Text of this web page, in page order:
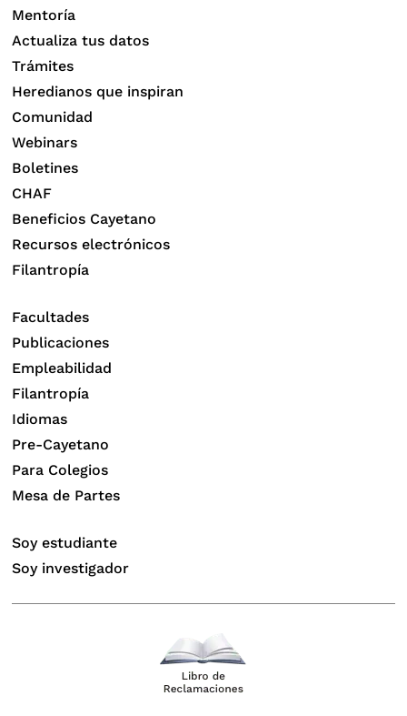
Mentoría
Actualiza tus datos
Trámites
Heredianos que inspiran
Comunidad
Webinars
Boletines
CHAF
Beneficios Cayetano
Recursos electrónicos
Filantropía
Facultades
Publicaciones
Empleabilidad
Filantropía
Idiomas
Pre-Cayetano
Para Colegios
Mesa de Partes
Soy estudiante
Soy investigador